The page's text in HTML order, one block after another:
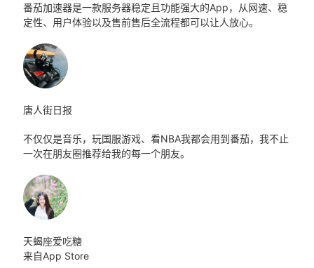
番茄加速器是一款服务器稳定且功能强大的App，从网速、稳
定性、用户体验以及售前售后全流程都可以让人放心。
唐人街日报
不仅仅是音乐，玩国服游戏、看NBA我都会用到番茄，我不止
一次在朋友圈推荐给我的每一个朋友。
天蝎座爱吃糖
来自App Store